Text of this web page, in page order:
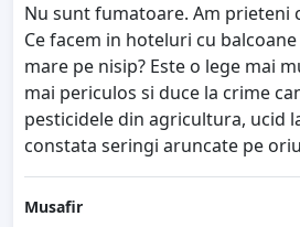
Nu sunt fumatoare. Am prieteni
Ce facem in hoteluri cu
mare pe nisip? Este o lege mai
mai periculos si duce la crime
pesticidele din agricultura, ucid
constata seringi aruncate pe
Musafir